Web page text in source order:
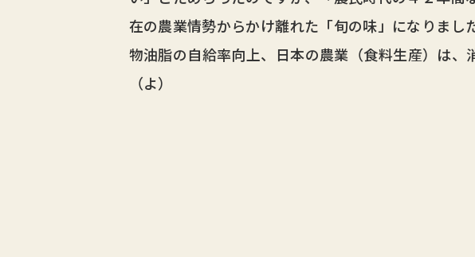
在の農業情勢からかけ離れた「旬の味」になりまし
物油脂の自給率向上、日本の農業（食料生産）は、
（よ）